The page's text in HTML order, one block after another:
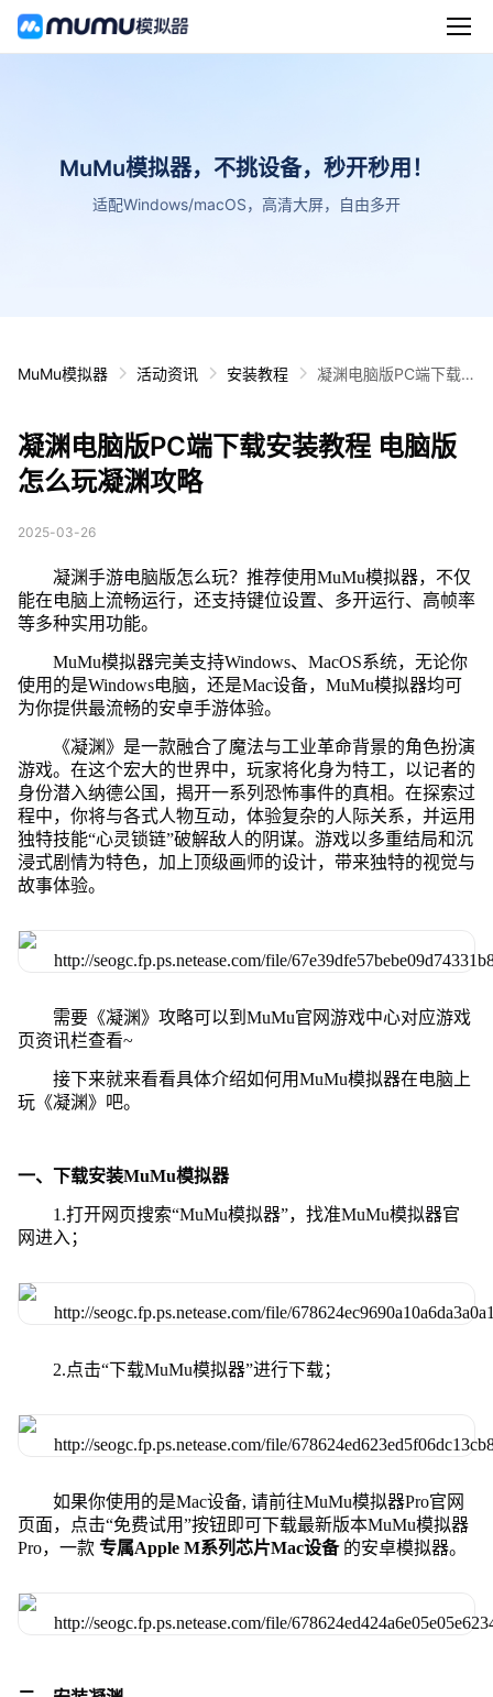
MuMu模拟器，不挑设备，秒开秒用！
适配Windows/macOS，高清大屏，自由多开
MuMu模拟器 活动资讯 安装教程
凝渊电脑版PC端下载
凝渊电脑版PC端下载安装教程 电脑版
怎么玩凝渊攻略
2025-03-26
凝渊手游电脑版怎么玩？推荐使用MuMu模拟器，不仅
能在电脑上流畅运行，还支持键位设置、多开运行、高帧率
等多种实用功能。
MuMu模拟器完美支持Windows、MacOS系统，无论你
使用的是Windows电脑，还是Mac设备，MuMu模拟器均可
为你提供最流畅的安卓手游体验。
《凝渊》是一款融合了魔法与工业革命背景的角色扮演
游戏。在这个宏大的世界中，玩家将化身为特工，以记者的
身份潜入纳德公国，揭开一系列恐怖事件的真相。在探索过
程中，你将与各式人物互动，体验复杂的人际关系，并运用
独特技能“心灵锁链”破解敌人的阴谋。游戏以多重结局和沉
浸式剧情为特色，加上顶级画师的设计，带来独特的视觉与
故事体验。
需要《凝渊》攻略可以到MuMu官网游戏中心对应游戏
页资讯栏查看~
接下来就来看看具体介绍如何用MuMu模拟器在电脑上
玩《凝渊》吧。
一、下载安装MuMu模拟器
1.打开网页搜索“MuMu模拟器”，找准MuMu模拟器官
网进入；
2.点击“下载MuMu模拟器”进行下载；
如果你使用的是Mac设备, 请前往MuMu模拟器Pro官网
页面，点击“免费试用”按钮即可下载最新版本MuMu模拟器
Pro，一款 专属Apple M系列芯片Mac设备 的安卓模拟器。